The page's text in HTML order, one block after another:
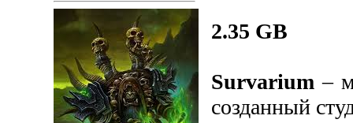
2.35 GB
Survarium –
созданный